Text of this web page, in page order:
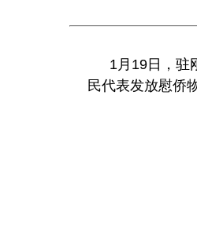
1月19日，驻
民代表发放慰侨